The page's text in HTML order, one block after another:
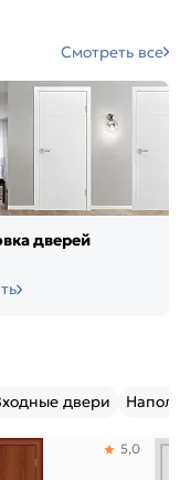
Смотреть все
дверей
двери
5,0